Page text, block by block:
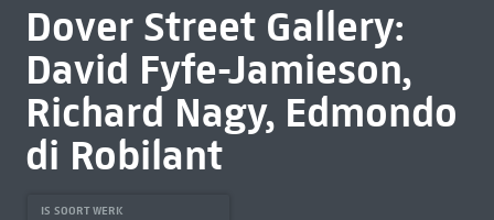
Dover Street Gallery:
David Fyfe-Jamieson,
Richard Nagy, Edmondo
di Robilant
IS SOORT WERK